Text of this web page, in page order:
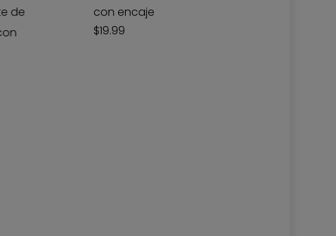
de
con encaje
$19.99